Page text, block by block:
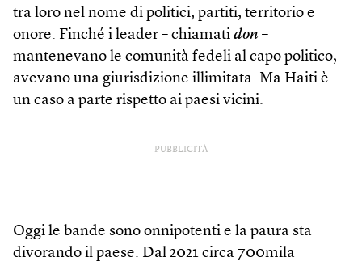
tra loro nel nome di politici, partiti, territorio e
onore. Finché i leader – chiamati don –
mantenevano le comunità fedeli al capo politico,
avevano una giurisdizione illimitata. Ma Haiti è
un caso a parte rispetto ai paesi vicini.
PUBBLICITÀ
Oggi le bande sono onnipotenti e la paura sta
divorando il paese. Dal 2021 circa 700mila